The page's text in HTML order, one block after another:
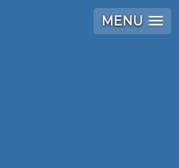
MENU